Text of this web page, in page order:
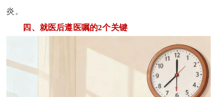
炎。
四、就医后遵医嘱的2个关键